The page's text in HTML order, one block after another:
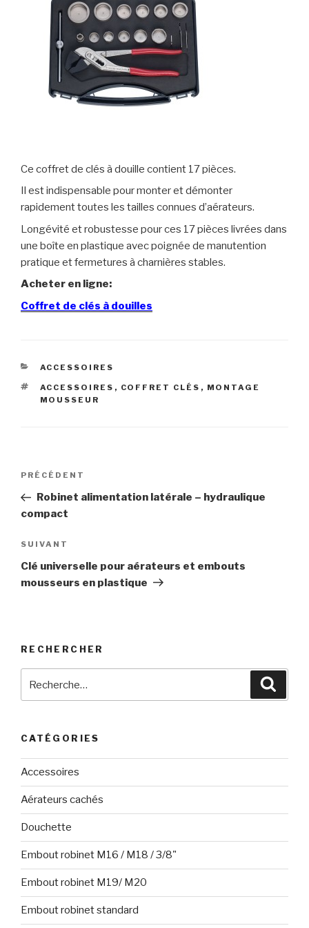
Ce coffret de clés à douille contient 17 pièces.
Il est indispensable pour monter et démonter
rapidement toutes les tailles connues d’aérateurs.
Longévité et robustesse pour ces 17 pièces livrées dans
une boîte en plastique avec poignée de manutention
pratique et fermetures à charnières stables.
Acheter en ligne:
Coffret de clés à douilles
CATÉGORIES
ACCESSOIRES
ÉTIQUETTES
ACCESSOIRES , COFFRET CLÉS , MONTAGE
MOUSSEUR
Navigation
l’article
Article
précédent
PRÉCÉDENT
Robinet alimentation latérale – hydraulique
compact
Article
suivant
SUIVANT
Clé universelle pour aérateurs et embouts
mousseurs en plastique
RECHERCHER
pour
CATÉGORIES
Accessoires
Aérateurs cachés
Douchette
Embout robinet M16 / M18 / 3/8"
Embout robinet M19/ M20
Embout robinet standard